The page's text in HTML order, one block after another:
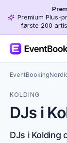
Premium Plus-
første 200
KOLDING
DJs i
DJs i Kolding